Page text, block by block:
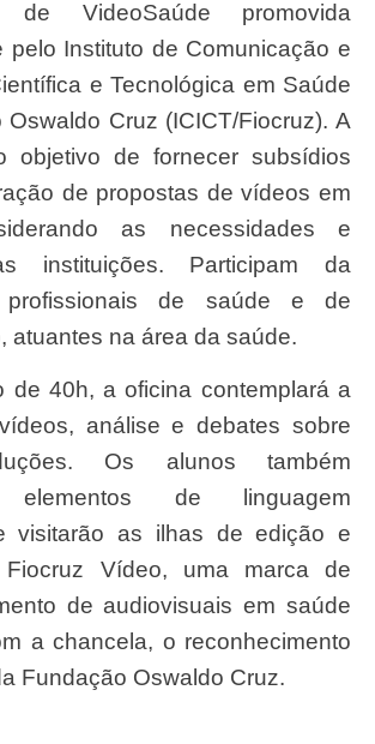
VideoSaúde promovida
pelo Instituto de Comunicação e
e Tecnológica em Saúde
Cruz (ICICT/Fiocruz). A
objetivo de fornecer subsídios
de propostas de vídeos em
as necessidades e
instituições. Participam da
profissionais de saúde e de
atuantes na área da saúde.
análise e debates sobre
Os alunos também
elementos de linguagem
visitarão as ilhas de edição e
Vídeo, uma marca de
de audiovisuais em saúde
a chancela, o reconhecimento
Fundação Oswaldo Cruz.